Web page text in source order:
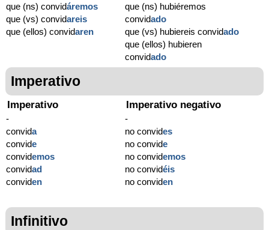
que (ns) convidáremos
que (vs) convidareis
que (ellos) convidaren
que (ns) hubiéremos
convidado
que (vs) hubiereis convidado
que (ellos) hubieren
convidado
Imperativo
Imperativo
-
convida
convide
convidemos
convidad
conviden
Imperativo negativo
-
no convides
no convide
no convidemos
no convidéis
no conviden
Infinitivo